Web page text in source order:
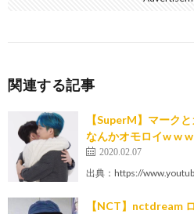
関連する記事
【SuperM】マーク
なんかオモロイw w
2020.02.07
出典：https://
【NCT】nctdream